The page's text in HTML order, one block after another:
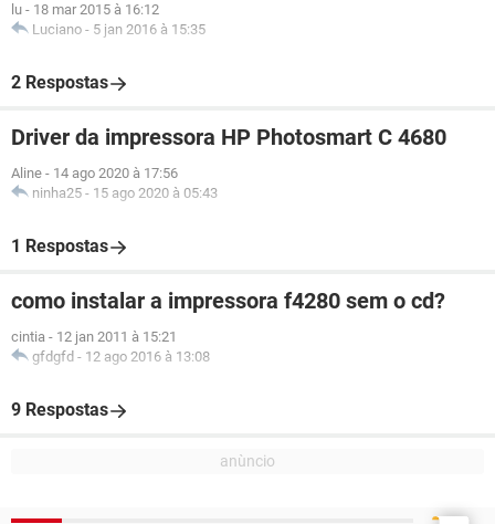
lu - 18 mar 2015 à 16:12
Luciano - 5 jan 2016 à 15:35
2 Respostas
Driver da impressora HP Photosmart C 4680
Aline - 14 ago 2020 à 17:56
ninha25 - 15 ago 2020 à 05:43
1 Respostas
como instalar a impressora f4280 sem o cd?
cintia - 12 jan 2011 à 15:21
gfdgfd - 12 ago 2016 à 13:08
9 Respostas